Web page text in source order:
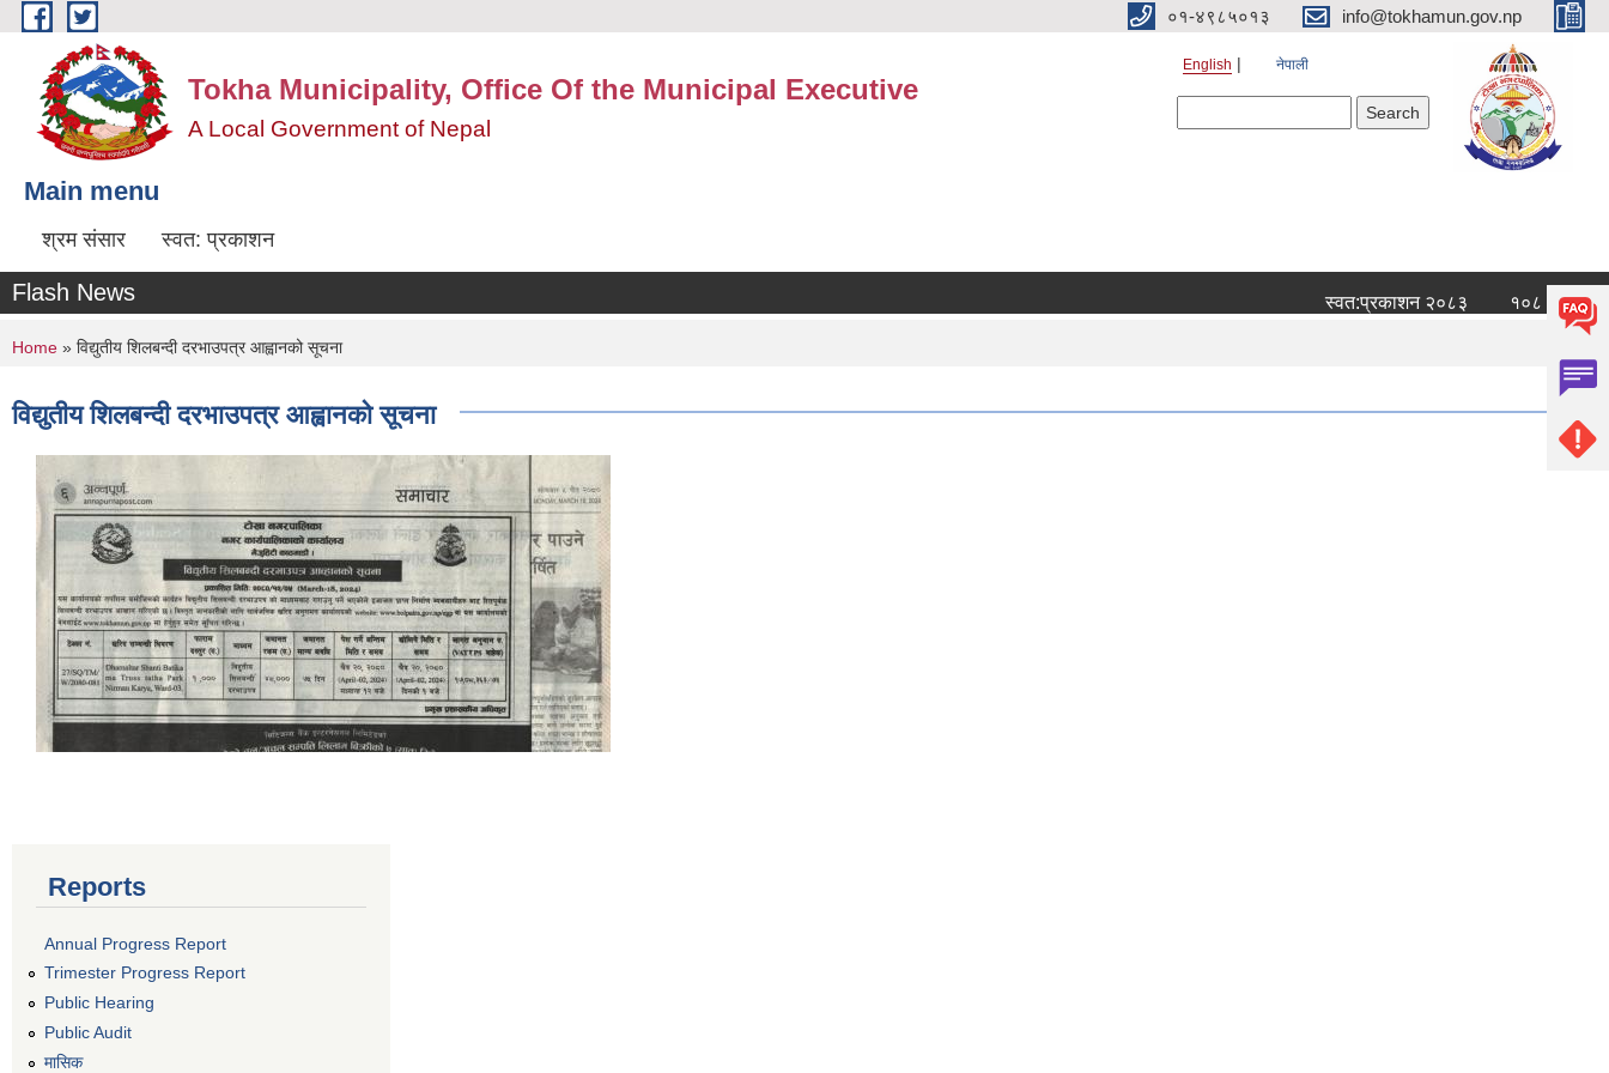
Skip to main content ०१-४९८५०१३ info@tokhamun.gov.np
Tokha Municipality, Office Of the Municipal Executive
A Local Government of Nepal
English नेपाली
Main menu
श्रम संसार स्वत: प्रकाशन
Flash News स्वत:प्रकाशन २०८३ १०८ औँ हप्ताको
You are here
Home » विद्युतीय शिलबन्दी दरभाउपत्र आह्वानको सूचना
विद्युतीय शिलबन्दी दरभाउपत्र आह्वानको सूचना
Reports
Annual Progress Report
Trimester Progress Report
Public Hearing
Public Audit
मासिक